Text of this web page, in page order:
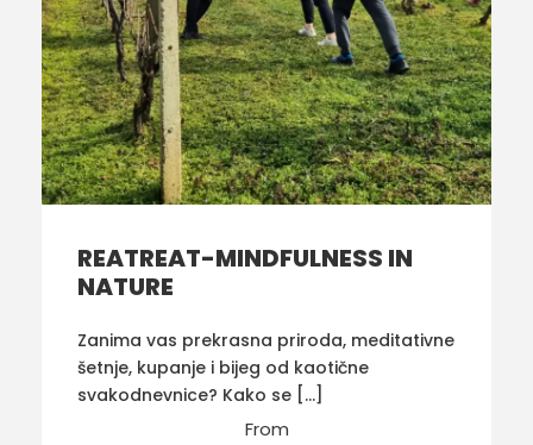
REATREAT-MINDFULNESS IN
NATURE
Zanima vas prekrasna priroda, meditativne
šetnje, kupanje i bijeg od kaotične
svakodnevnice? Kako se […]
From